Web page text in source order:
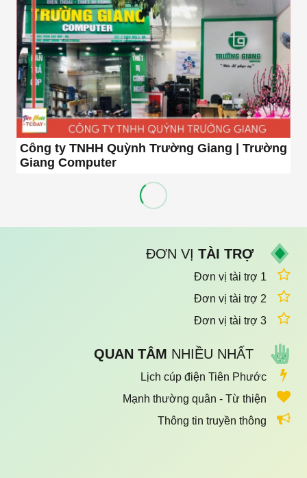
Công ty TNHH Quỳnh Trường Giang | Trường
Giang Computer
ĐƠN VỊ TÀI TRỢ
Đơn vị tài trợ 1
Đơn vị tài trợ 2
Đơn vị tài trợ 3
QUAN TÂM NHIỀU NHẤT
Lịch cúp điện Tiên Phước
Mạnh thường quân - Từ thiện
Thông tin truyền thông